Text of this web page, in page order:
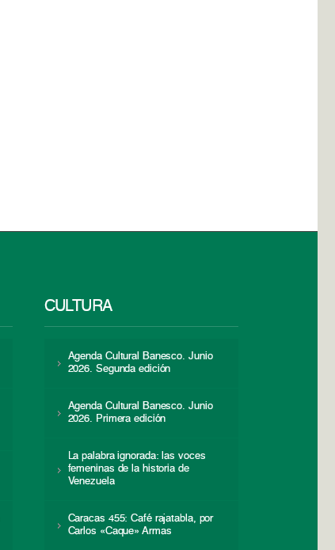
CULTURA
Agenda Cultural Banesco. Junio
2026. Segunda edición
Agenda Cultural Banesco. Junio
2026. Primera edición
La palabra ignorada: las voces
femeninas de la historia de
Venezuela
Caracas 455: Café rajatabla, por
Carlos «Caque» Armas